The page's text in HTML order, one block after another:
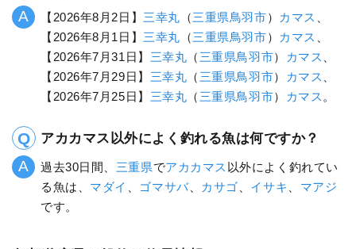
【2026年8月2日】 三幸丸 （三重県鳥羽市） カマス
【2026年8月1日】 三幸丸 （三重県鳥羽市） カマス
【2026年7月31日】 三幸丸 （ 三重県鳥羽市） カマス
【2026年7月29日】 三幸丸 （ 三重県鳥羽市） カマス
【2026年7月25日】 三幸丸 （ 三重県鳥羽市） カマス 。
アカカマス以外によく釣れる魚は何ですか？
過去30日間、 三重県でアカカマス 以外によく釣れてい
る魚は、 マダイ ゴマサバ、 カサゴ イサキ
マアジ
です。